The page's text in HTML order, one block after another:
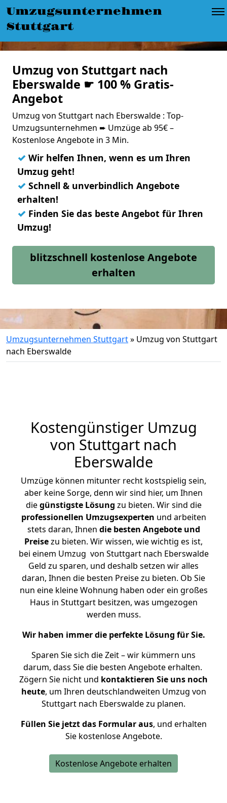
Umzugsunternehmen
Stuttgart
Umzug von Stuttgart nach
Eberswalde ☛ 100 % Gratis-
Angebot
Umzug von Stuttgart nach Eberswalde : Top-
Umzugsunternehmen ➨ Umzüge ab 95€ –
Kostenlose Angebote in 3 Min.
✓ Wir helfen Ihnen, wenn es um Ihren
Umzug geht!
✓ Schnell & unverbindlich Angebote
erhalten!
✓ Finden Sie das beste Angebot für Ihren
Umzug!
blitzschnell kostenlose Angebote
erhalten
Umzugsunternehmen Stuttgart» Umzug von Stuttgart
nach Eberswalde
Kostengünstiger Umzug
von Stuttgart nach
Eberswalde
Umzüge können mitunter recht kostspielig sein,
aber keine Sorge, denn wir sind hier, um Ihnen
diegünstigste Lösung zu bieten. Wir sind die
professionellen Umzugsexperten und arbeiten
stets daran, Ihnen die besten Angebote und
Preisezu bieten. Wir wissen, wie wichtig es ist,
bei einem Umzug von Stuttgart nach Eberswalde
Geld zu sparen, und deshalb setzen wir alles
daran, Ihnen die besten Preise zu bieten. Ob Sie
nun eine kleine Wohnung haben oder ein großes
Haus in Stuttgart besitzen, was umgezogen
werden muss.
Wir haben immer die perfekte Lösung für Sie.
Sparen Sie sich die Zeit – wir kümmern uns
darum, dass Sie die besten Angebote erhalten.
Zögern Sie nicht und kontaktieren Sie uns noch
heute, um Ihren deutschlandweiten Umzug von
Stuttgart nach Eberswalde zu planen.
Füllen Sie jetzt das Formular aus, und erhalten
Sie kostenlose Angebote.
Kostenlose Angebote erhalten